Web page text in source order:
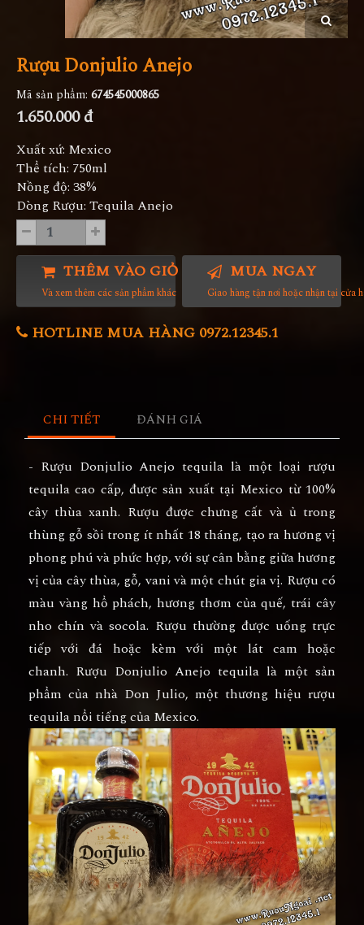
Rượu Donjulio Anejo
Mã sản phẩm: 674545000865
1.650.000 đ
Xuất xứ: Mexico
Thể tích: 750ml
Nồng độ: 38%
Dòng Rượu: Tequila Anejo
THÊM VÀO GIỎ HÀNG
Và xem thêm các sản phẩm khác
MUA NGAY
Giao hàng tận nơi hoặc nhận tại cửa
HOTLINE MUA HÀNG 0972.12345.1
CHI TIẾT ĐÁNH GIÁ
- Rượu Donjulio Anejo tequila là một loại rượu
tequila cao cấp, được sản xuất tại Mexico từ 100%
cây thùa xanh. Rượu được chưng cất và ủ trong
thùng gỗ sồi trong ít nhất 18 tháng, tạo ra hương vị
phong phú và phức hợp, với sự cân bằng giữa hương
vị của cây thùa, gỗ, vani và một chút gia vị. Rượu có
màu vàng hổ phách, hương thơm của quế, trái cây
nho chín và socola. Rượu thường được uống trực
tiếp với đá hoặc kèm với một lát cam hoặc
chanh. Rượu Donjulio Anejo tequila là một sản
phẩm của nhà Don Julio, một thương hiệu rượu
tequila nổi tiếng của Mexico.